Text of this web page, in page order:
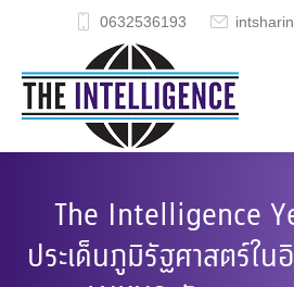
0632536193
The Intelligence
ประเด็นภูมิรัฐศาสตร์ใ